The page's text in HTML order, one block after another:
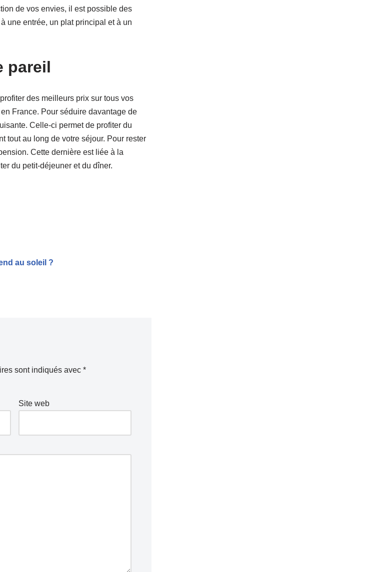
de vos envies, il est possible des
une entrée, un plat principal et à un
pareil
des meilleurs prix sur tous vos
France. Pour séduire davantage de
Celle-ci permet de profiter du
tout au long de votre séjour. Pour rester
Cette dernière est liée à la
du petit-déjeuner et du dîner.
au soleil ?
sont indiqués avec *
Site web